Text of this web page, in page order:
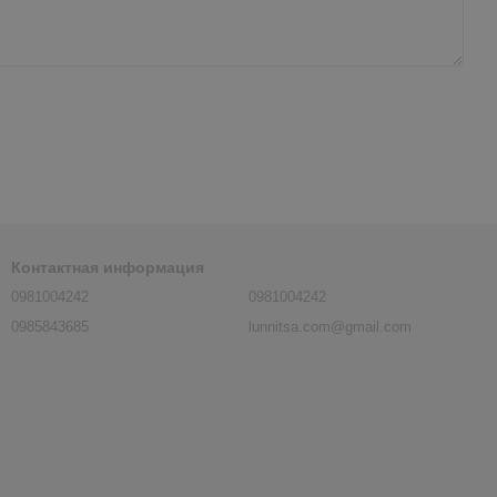
Контактная информация
0981004242
0985843685
0981004242
lunnitsa.com@gmail.com